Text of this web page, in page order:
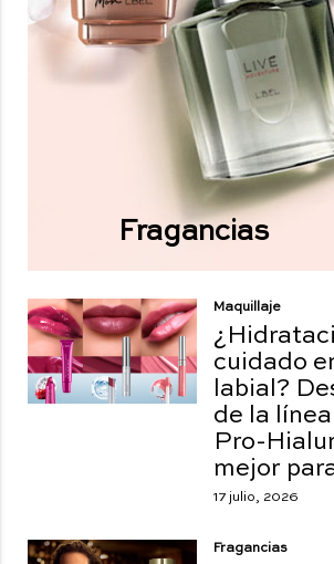
Fragancias
Maquillaje
cuidado
labial?
de la
Pro-
mejor
17 julio, 2026
Fragancias